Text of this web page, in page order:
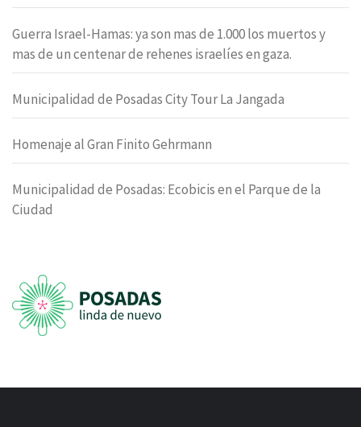
Guerra Israel-Hamas: ya son mas de 1.000 los muertos y
mas de un centenar de rehenes israelíes en gaza.
Municipalidad de Posadas City Tour La Jangada
Homenaje al Gran Finito Gehrmann
Municipalidad de Posadas: Ecobicis en el Parque de la
Ciudad